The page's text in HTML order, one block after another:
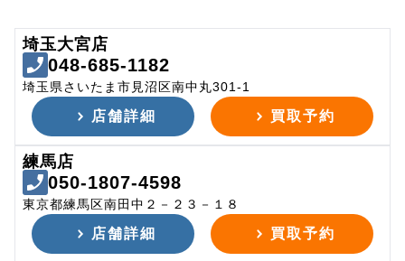
埼玉大宮店
048-685-1182
埼玉県さいたま市見沼区南中丸301-1
店舗詳細 買取予約
練馬店
050-1807-4598
東京都練馬区南田中２－２３－１８
店舗詳細 買取予約